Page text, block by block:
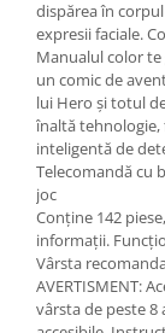
dispărea în
expresii faciale.
Manualul color te
un comic de
lui Hero și totul
înaltă tehnologie,
inteligentă de
Telecomandă cu
joc
Conține 142
informații.
Vârsta
AVERTISMENT:
vârsta de peste